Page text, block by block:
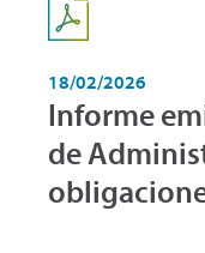
18/02/2026
Informe
de